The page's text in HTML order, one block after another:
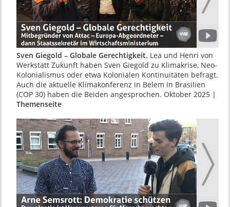
Sven Giegold – Globale Gerechtigkeit. Lea und Henri von
Werkstatt Zukunft haben Sven Giegold zu Klimakrise, Neo-
Kolonialismus oder etwa Kolonialen Kontinuitäten befragt.
Auch die aktuelle Klimakonferenz in Belem in Brasilien
(COP 30) haben die Beiden angesprochen. Oktober 2025 |
Themenseite